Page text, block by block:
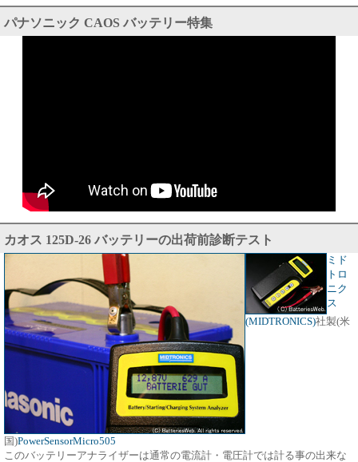
パナソニック CAOS バッテリー特集
カオス 125D-26 バッテリーの出荷前診断テスト
ミド
トロ
ニク
ス
(MIDTRONICS)社製(米
国)PowerSensorMicro505
このバッテリーアナライザーは通常の電流計・電圧計では計る事の出来な